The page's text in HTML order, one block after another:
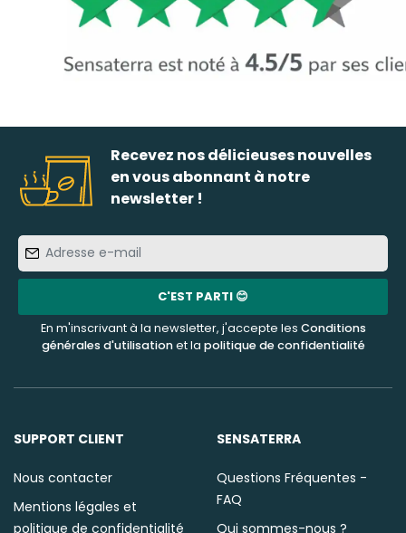
Recevez nos délicieuses nouvelles
en vous abonnant à notre
newsletter !
e-
mail
C'EST PARTI 😊
En m'inscrivant à la newsletter, j'accepte les Conditions
générales d'utilisationet la politique de confidentialité
SUPPORT CLIENT
Nous contacter
Mentions légales et
politique de confidentialité
SENSATERRA
Questions Fréquentes -
FAQ
Qui sommes-nous ?